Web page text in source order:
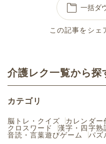
一括ダ
この記事をシェ
介護レク一覧から探
カテゴリ
脳トレ・クイズ カレンダー
クロスワード
漢字・四字熟
音読・言葉遊びゲーム
パズ